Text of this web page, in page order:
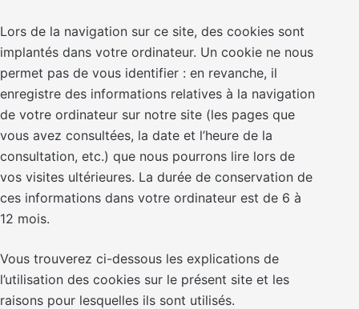
Lors de la navigation sur ce site, des cookies sont
implantés dans votre ordinateur. Un cookie ne nous
permet pas de vous identifier : en revanche, il
enregistre des informations relatives à la navigation
de votre ordinateur sur notre site (les pages que
vous avez consultées, la date et l’heure de la
consultation, etc.) que nous pourrons lire lors de
vos visites ultérieures. La durée de conservation de
ces informations dans votre ordinateur est de 6 à
12 mois.
Vous trouverez ci-dessous les explications de
l’utilisation des cookies sur le présent site et les
raisons pour lesquelles ils sont utilisés.